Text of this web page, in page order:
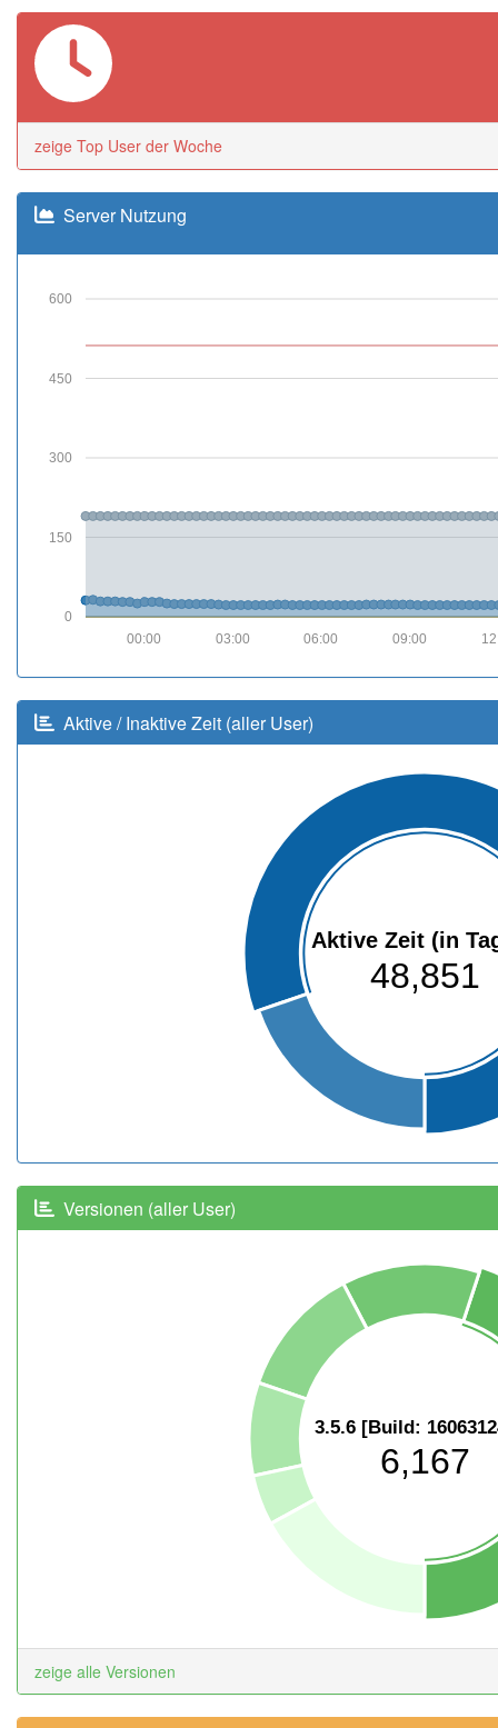
zeige Top User der Woche
Server Nutzung
0
150
300
450
600
09:00
06:00
03:00
00:00
Aktive / Inaktive Zeit (aller User)
Aktive Zeit (in
48,851
Versionen (aller User)
3.5.6 [Build:
6,167
zeige alle Versionen